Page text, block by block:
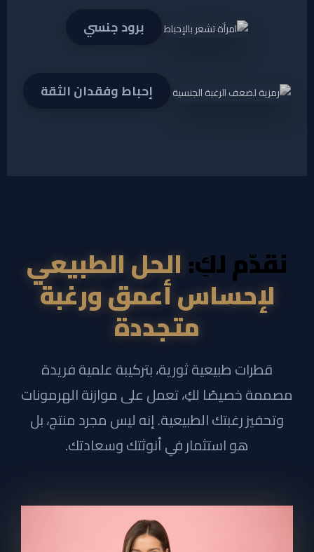
برود جنسي
إحباط وفقدان الثقة
نقدّم لكِ:الحل الطبيعي
لإحساس أعمق ورغبة
متجددة
قطرات طبيعية ثورية، بتركيبة علمية فريدة
مصممة خصيصًا لكِ، تعمل على موازنة الهرمونات
وتحفيز رغبتك الطبيعية. إنه ليس مجرد منتج، بل
هو استثمار في أنوثتك وسعادتك.